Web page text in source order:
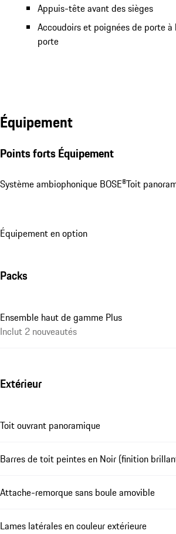
Appuis-tête avant des sièges
Accoudoirs et poignées de porte
porte
Équipement
Points forts Équipement
Système ambiophonique BOSE®Toit
Équipement en option
Packs
Ensemble haut de gamme Plus
Inclut 2 nouveautés
Extérieur
Toit ouvrant panoramique
Barres de toit peintes en Noir (finition
Attache-remorque sans boule amovible
Lames latérales en couleur extérieure